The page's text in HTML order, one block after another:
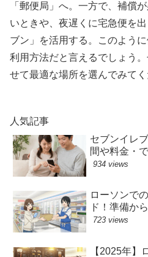
「郵便局」へ。一方で、補償
いときや、夜遅くに宅急便を
ブン」を活用する。このよう
利用方法だと言えるでしょう
せて最適な場所を選んでみてく
人気記事
セブンイレ
間や料金・
934 views
ローソンで
ド！準備か
723 views
【2025年】